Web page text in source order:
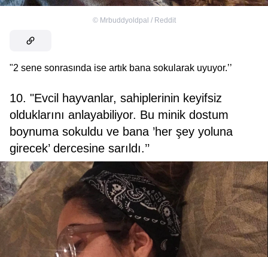
© Mrbuddyoldpal / Reddit
"2 sene sonrasında ise artık bana sokularak uyuyor.’’
10. "Evcil hayvanlar, sahiplerinin keyifsiz
olduklarını anlayabiliyor. Bu minik dostum
boynuma sokuldu ve bana ’her şey yoluna
girecek’ dercesine sarıldı.’’